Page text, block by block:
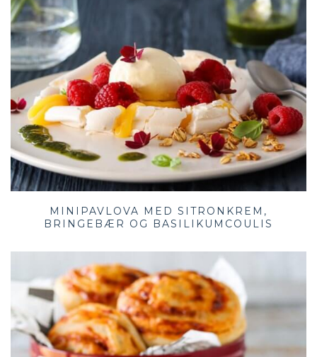
MINIPAVLOVA MED SITRONKREM,
BRINGEBÆR OG BASILIKUMCOULIS